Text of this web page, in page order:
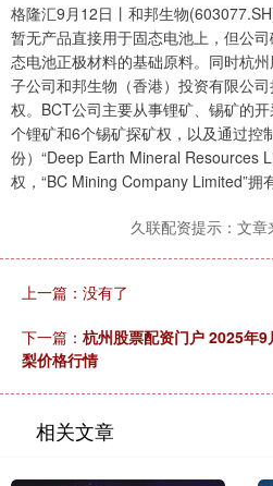
格隆汇9月12日丨和邦生物
暂无产品直接用于固态电池上，但公
态电池正极材料的基础原料。同时杭
子公司和邦生物（香港）投资有限公
权。BCT公司主要从事锂矿、锡矿的
个锂矿和6个锡矿探矿权，以及通过控
份）“Deep Earth Mineral Resources
权，“BC Mining Company Limited”拥
久联配资提示：文章
上一篇：没有了
下一篇： 杭州股票配资门户 2025年
梨价格行情
相关文章